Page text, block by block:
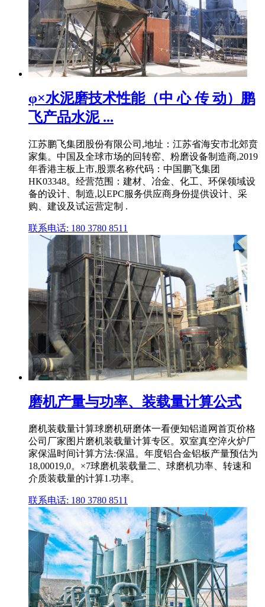
φ×水泥磨技术性能（中 心 传 动）鹏
飞产品水泥 ...
江苏鹏飞集团股份有限公司,地址：江苏省海安市北郊贲
家集。中国及全球市场的回转窑、粉磨设备制造商,2019
年香港主板上市,股票名称代码：中国鹏飞集团
HK03348。经营范围：建材、冶金、化工、环保领域设
备的设计、制造,以EPC服务供应商身份提供设计、采
购、建设及试运营定制 .
联系电话: 180 3780 8511
磨机产量与功率、装载量计算公式
磨机装载量计算球磨机研磨体一看便知铝道网首页价格
公司厂家图片磨机装载量计算专区。双室真空淬火炉厂
家保温时间计算方法:保温。年度铝合金铝板产量预估为
18,00019,0。×7球磨机装载量二、球磨机功率、转速和
介质装载量的计算1.功率。
联系电话: 180 3780 8511